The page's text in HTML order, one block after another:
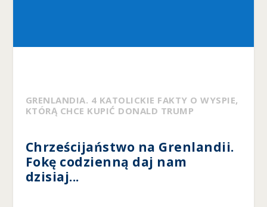
GRENLANDIA. 4 KATOLICKIE FAKTY O WYSPIE,
KTÓRĄ CHCE KUPIĆ DONALD TRUMP
Chrześcijaństwo na Grenlandii.
Fokę codzienną daj nam
dzisiaj...
r
u
cj
o